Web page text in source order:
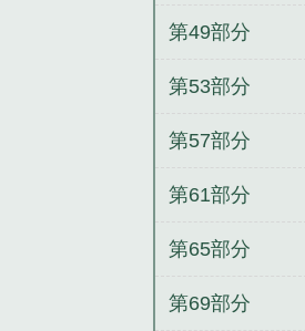
第49部分
第53部分
第57部分
第61部分
第65部分
第69部分